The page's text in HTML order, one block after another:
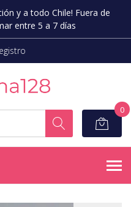
y a todo Chile! Fuera de
entre 5 a 7 días
0